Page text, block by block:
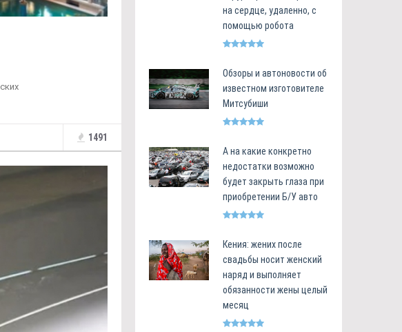
1491
на сердце, удаленно, с
помощью робота
Обзоры и автоновости об
известном изготовителе
Митсубиши
А на какие конкретно
недостатки возможно
будет закрыть глаза при
приобретении Б/У авто
Кения: жених после
свадьбы носит женский
наряд и выполняет
обязанности жены целый
месяц